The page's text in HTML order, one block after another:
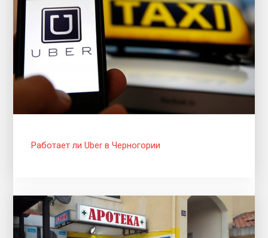
Работает ли Uber в Черногории